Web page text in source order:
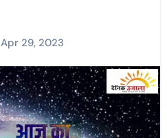
Apr 29, 2023